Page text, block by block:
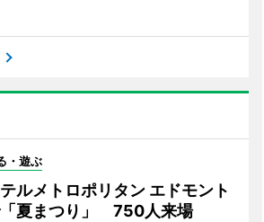
・遊ぶ
ルメトロポリタン エドモント
夏まつり」 750人来場